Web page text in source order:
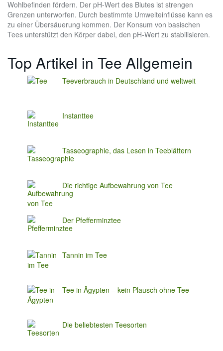
Wohlbefinden fördern. Der pH-Wert des Blutes ist strengen
Grenzen unterworfen. Durch bestimmte Umwelteinflüsse kann es
zu einer Übersäuerung kommen. Der Konsum von basischen
Tees unterstützt den Körper dabei, den pH-Wert zu stabilisieren.
Top Artikel in Tee Allgemein
Teeverbrauch in Deutschland und weltweit
Instanttee
Tasseographie, das Lesen in Teeblättern
Die richtige Aufbewahrung von Tee
Der Pfefferminztee
Tannin im Tee
Tee in Ägypten – kein Plausch ohne Tee
Die beliebtesten Teesorten